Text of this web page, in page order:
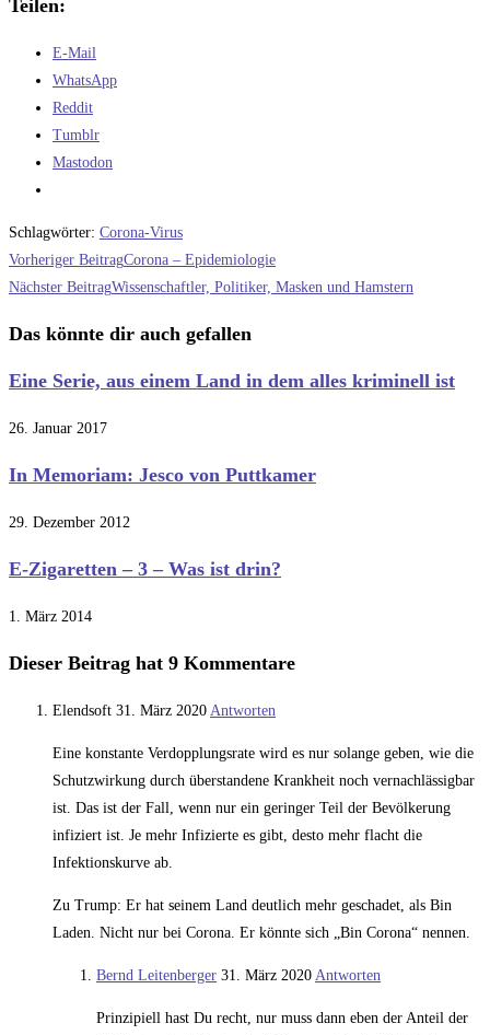
Teilen:
E-Mail
WhatsApp
Reddit
Tumblr
Mastodon
Schlagwörter: Corona-Virus
Weitere
Artikel
ansehen
Vorheriger BeitragCorona – Epidemiologie
Nächster BeitragWissenschaftler, Politiker, Masken und Hamstern
Das könnte dir auch gefallen
Eine Serie, aus einem Land in dem alles kriminell ist
26. Januar 2017
In Memoriam: Jesco von Puttkamer
29. Dezember 2012
E-Zigaretten – 3 – Was ist drin?
1. März 2014
Dieser Beitrag hat 9 Kommentare
Elendsoft 31. März 2020 Antworten
Eine konstante Verdopplungsrate wird es nur solange geben, wie die
Schutzwirkung durch überstandene Krankheit noch vernachlässigbar
ist. Das ist der Fall, wenn nur ein geringer Teil der Bevölkerung
infiziert ist. Je mehr Infizierte es gibt, desto mehr flacht die
Infektionskurve ab.
Zu Trump: Er hat seinem Land deutlich mehr geschadet, als Bin
Laden. Nicht nur bei Corona. Er könnte sich „Bin Corona“ nennen.
Bernd Leitenberger 31. März 2020 Antworten
Prinzipiell hast Du recht, nur muss dann eben der Anteil der